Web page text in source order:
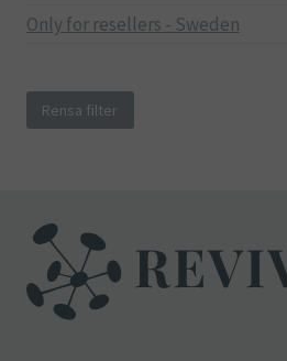
Only for resellers - Sweden
Rensa filter